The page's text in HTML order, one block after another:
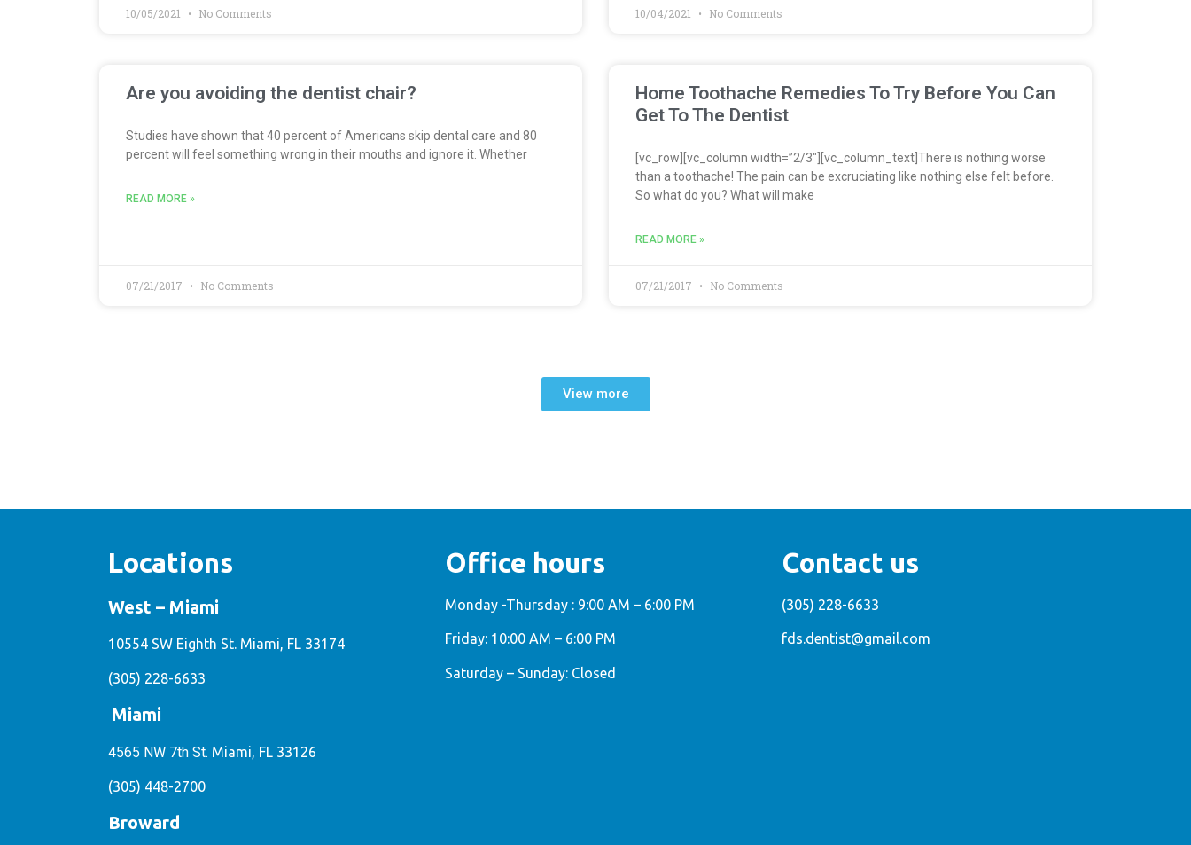
10/05/2021 No Comments 10/04/2021 No Comments
Are you avoiding the dentist chair?
Studies have shown that 40 percent of Americans skip dental care and 80
percent will feel something wrong in their mouths and ignore it. Whether
READ MORE »
07/21/2017 No Comments
Home Toothache Remedies To Try Before You Can
Get To The Dentist
[vc_row][vc_column width=”2/3″][vc_column_text]There is nothing worse
than a toothache! The pain can be excruciating like nothing else felt before.
So what do you? What will make
READ MORE »
07/21/2017 No Comments
View more
Locations
West – Miami
10554 SW Eighth St. Miami, FL 33174
(305) 228-6633
Miami
4565 NW 7th St. Miami, FL 33126
(305) 448-2700
Broward
Office hours
Monday -Thursday : 9:00 AM – 6:00 PM
Friday: 10:00 AM – 6:00 PM
Saturday – Sunday: Closed
Contact us
(305) 228-6633
fds.dentist@gmail.com